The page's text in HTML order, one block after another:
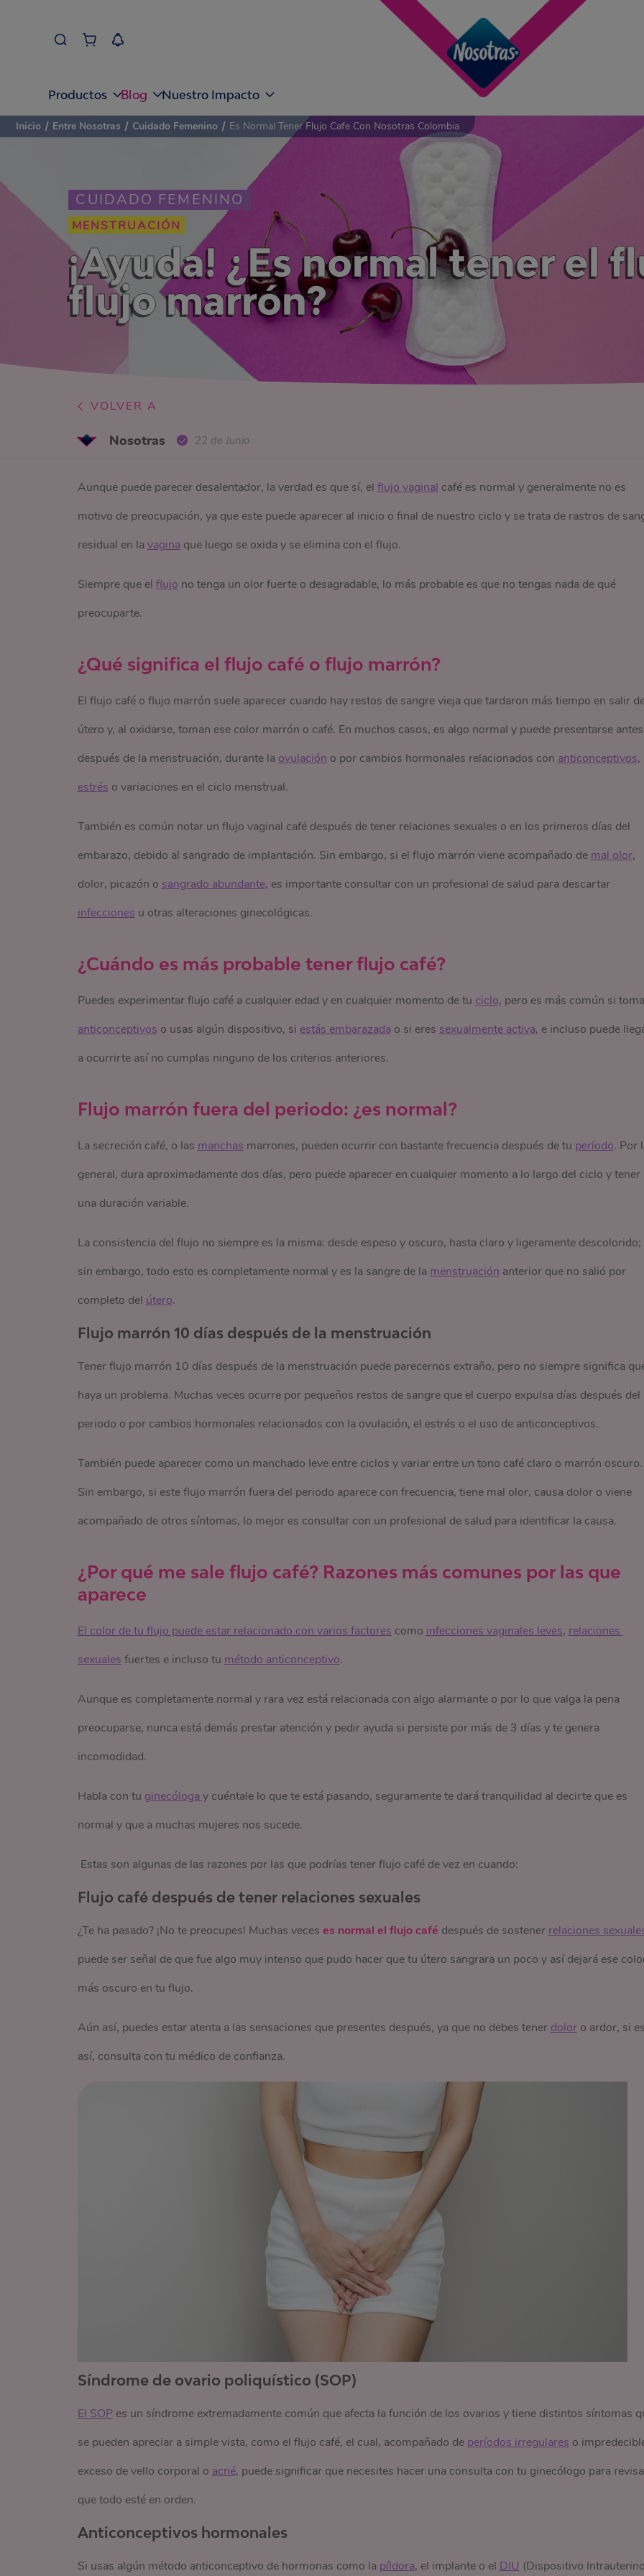
Productos Blog Nuestro Impacto
CUIDADO FEMENINO
MENSTRUACIÓN
¡Ayuda! ¿Es normal tener el
flujo marrón?
Inicio / Entre Nosotras / Cuidado Femenino / Es Normal Tener Flujo Cafe Con Nosotras Colombia
VOLVER A
Nosotras 22 de Junio
Aunque puede parecer desalentador, la verdad es que sí, el flujo vaginal café es normal y generalmente no es
motivo de preocupación, ya que este puede aparecer al inicio o final de nuestro ciclo y se trata de rastros de
residual en la vagina que luego se oxida y se elimina con el flujo.
Siempre que el flujo no tenga un olor fuerte o desagradable, lo más probable es que no tengas nada de qué
preocuparte.
¿Qué significa el flujo café o flujo marrón?
El flujo café o flujo marrón suele aparecer cuando hay restos de sangre vieja que tardaron más tiempo en salir
útero y, al oxidarse, toman ese color marrón o café. En muchos casos, es algo normal y puede presentarse
después de la menstruación, durante la ovulación o por cambios hormonales relacionados con anticonceptivos,
estrés o variaciones en el ciclo menstrual.
También es común notar un flujo vaginal café después de tener relaciones sexuales o en los primeros días del
embarazo, debido al sangrado de implantación. Sin embargo, si el flujo marrón viene acompañado de mal olor,
dolor, picazón o sangrado abundante, es importante consultar con un profesional de salud para descartar
infecciones u otras alteraciones ginecológicas.
¿Cuándo es más probable tener flujo café?
Puedes experimentar flujo café a cualquier edad y en cualquier momento de tu ciclo, pero es más común si
anticonceptivos o usas algún dispositivo, si estás embarazada o si eres sexualmente activa, e incluso puede
a ocurrirte así no cumplas ninguno de los criterios anteriores.
Flujo marrón fuera del periodo: ¿es normal?
La secreción café, o las manchas marrones, pueden ocurrir con bastante frecuencia después de tu período. Por
general, dura aproximadamente dos días, pero puede aparecer en cualquier momento a lo largo del ciclo y tener
una duración variable.
La consistencia del flujo no siempre es la misma: desde espeso y oscuro, hasta claro y ligeramente descolorido;
sin embargo, todo esto es completamente normal y es la sangre de la menstruación anterior que no salió por
completo del útero.
Flujo marrón 10 días después de la menstruación
Tener flujo marrón 10 días después de la menstruación puede parecernos extraño, pero no siempre significa
haya un problema. Muchas veces ocurre por pequeños restos de sangre que el cuerpo expulsa días después del
periodo o por cambios hormonales relacionados con la ovulación, el estrés o el uso de anticonceptivos.
También puede aparecer como un manchado leve entre ciclos y variar entre un tono café claro o marrón oscuro.
Sin embargo, si este flujo marrón fuera del periodo aparece con frecuencia, tiene mal olor, causa dolor o viene
acompañado de otros síntomas, lo mejor es consultar con un profesional de salud para identificar la causa.
¿Por qué me sale flujo café? Razones más comunes por las que
aparece
El color de tu flujo puede estar relacionado con varios factores como infecciones vaginales leves, relaciones
sexuales fuertes e incluso tu método anticonceptivo.
Aunque es completamente normal y rara vez está relacionada con algo alarmante o por lo que valga la pena
preocuparse, nunca está demás prestar atención y pedir ayuda si persiste por más de 3 días y te genera
incomodidad.
Habla con tu ginecóloga y cuéntale lo que te está pasando, seguramente te dará tranquilidad al decirte que es
normal y que a muchas mujeres nos sucede.
Estas son algunas de las razones por las que podrías tener flujo café de vez en cuando:
Flujo café después de tener relaciones sexuales
¿Te ha pasado? ¡No te preocupes! Muchas veces es normal el flujo café después de sostener relaciones
puede ser señal de que fue algo muy intenso que pudo hacer que tu útero sangrara un poco y así dejará ese
más oscuro en tu flujo.
Aún así, puedes estar atenta a las sensaciones que presentes después, ya que no debes tener doloro ardor, si
así, consulta con tu médico de confianza.
Síndrome de ovario poliquístico (SOP)
El SOPes un síndrome extremadamente común que afecta la función de los ovarios y tiene distintos síntomas
se pueden apreciar a simple vista, como el flujo café, el cual, acompañado de períodos irregulares o
exceso de vello corporal o acné, puede significar que necesites hacer una consulta con tu ginecólogo para
que todo esté en orden.
Anticonceptivos hormonales
Si usas algún método anticonceptivo de hormonas como la píldora, el implante o el DIU (Dispositivo